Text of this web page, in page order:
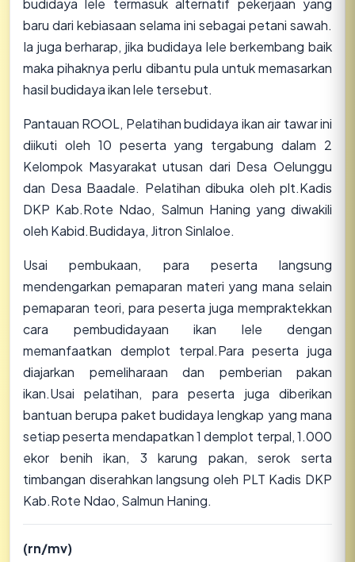
budidaya lele termasuk alternatif pekerjaan yang
baru dari kebiasaan selama ini sebagai petani sawah.
Ia juga berharap, jika budidaya lele berkembang baik
maka pihaknya perlu dibantu pula untuk memasarkan
hasil budidaya ikan lele tersebut.
Pantauan ROOL, Pelatihan budidaya ikan air tawar ini
diikuti oleh 10 peserta yang tergabung dalam 2
Kelompok Masyarakat utusan dari Desa Oelunggu
dan Desa Baadale. Pelatihan dibuka oleh plt.Kadis
DKP Kab.Rote Ndao, Salmun Haning yang diwakili
oleh Kabid.Budidaya, Jitron Sinlaloe.
Usai pembukaan, para peserta langsung
mendengarkan pemaparan materi yang mana selain
pemaparan teori, para peserta juga mempraktekkan
cara pembudidayaan ikan lele dengan
memanfaatkan demplot terpal.Para peserta juga
diajarkan pemeliharaan dan pemberian pakan
ikan.Usai pelatihan, para peserta juga diberikan
bantuan berupa paket budidaya lengkap yang mana
setiap peserta mendapatkan 1 demplot terpal, 1.000
ekor benih ikan, 3 karung pakan, serok serta
timbangan diserahkan langsung oleh PLT Kadis DKP
Kab.Rote Ndao, Salmun Haning.
(rn/mv)